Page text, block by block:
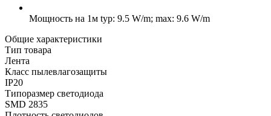
Мощность на 1м typ: 9.5 W/m; max: 9.6 W/m
Общие характеристики
Тип товара
Лента
Класс пылевлагозащиты
IP20
Типоразмер светодиода
SMD 2835